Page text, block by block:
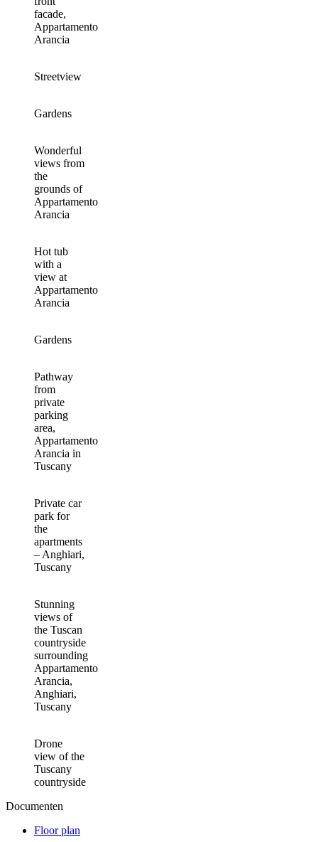
facade,
Appartamento
Arancia
Streetview
Gardens
Wonderful
views from
the
grounds of
Appartamento
Arancia
Hot tub
with a
view at
Appartamento
Arancia
Gardens
Pathway
from
private
parking
area,
Appartamento
Arancia in
Tuscany
Private car
park for
the
apartments
– Anghiari,
Tuscany
Stunning
views of
the Tuscan
countryside
surrounding
Appartamento
Arancia,
Anghiari,
Tuscany
Drone
view of the
Tuscany
countryside
Documenten
Floor plan